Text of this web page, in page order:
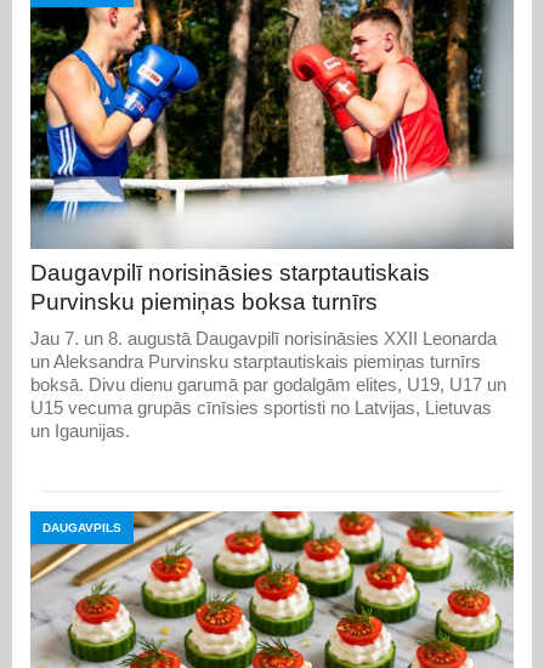
Daugavpilī norisināsies starptautiskais
Purvinsku piemiņas boksa turnīrs
Jau 7. un 8. augustā Daugavpilī norisināsies XXII Leonarda
un Aleksandra Purvinsku starptautiskais piemiņas turnīrs
boksā. Divu dienu garumā par godalgām elites, U19, U17 un
U15 vecuma grupās cīnīsies sportisti no Latvijas, Lietuvas
un Igaunijas.
DAUGAVPILS